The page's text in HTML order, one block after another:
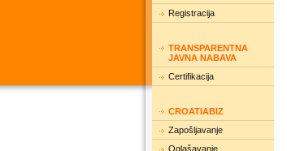
Registracija
TRANSPARENTNA
JAVNA NABAVA
Certifikacija
CROATIABIZ
Zapošljavanje
Oglašavanje